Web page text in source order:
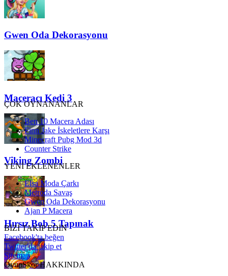
Gwen Oda Dekorasyonu
Maceracı Kedi 3
Viking Zombi
Hırsız Bob 5 Tapınak
ÇOK OYNANANLAR
Ben 10 Macera Adası
Finn Jake İskeletlere Karşı
Minecraft Pubg Mod 3d
Counter Strike
YENİ EKLENENLER
Elsa Moda Çarkı
Metroda Savaş
Gwen Oda Dekorasyonu
Ajan P Macera
BİZİ TAKİP EDİN
Facebook'ta beğen
Twitter'da takip et
Sitemap
OyunSkor HAKKINDA